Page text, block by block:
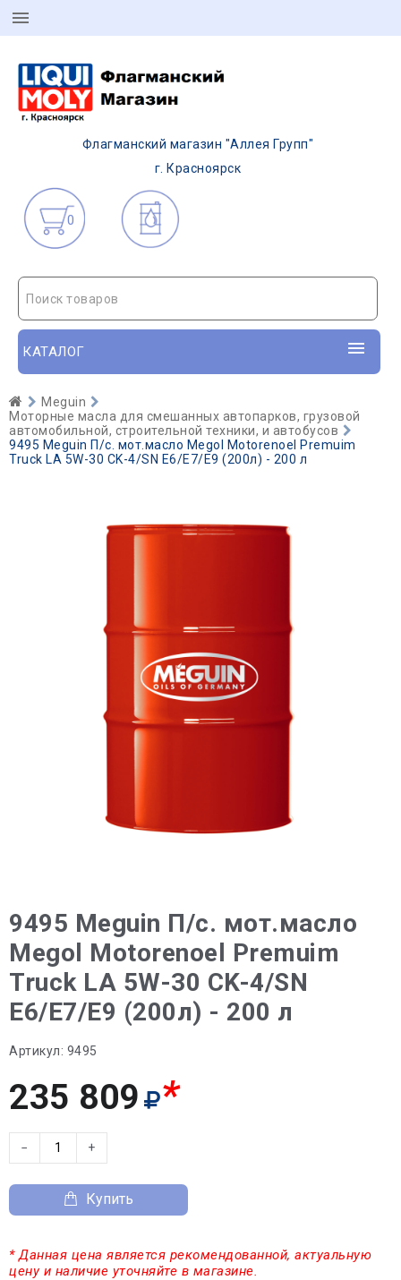
Флагманский магазин "Аллея Групп"
г. Красноярск
0
Поиск товаров
КАТАЛОГ
Meguin
Моторные масла для смешанных автопарков, грузовой
автомобильной, строительной техники, и автобусов
9495 Meguin П/с. мот.масло Megol Motorenoel Premuim
Truck LA 5W-30 CK-4/SN E6/E7/E9 (200л) - 200 л
9495 Meguin П/с. мот.масло
Megol Motorenoel Premuim
Truck LA 5W-30 CK-4/SN
E6/E7/E9 (200л) - 200 л
Артикул: 9495
235 809 *
− +
Купить
* Данная цена является рекомендованной, актуальную
цену и наличие уточняйте в магазине.